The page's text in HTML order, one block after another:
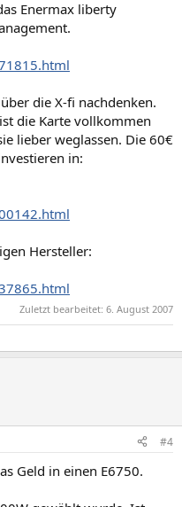
Enermax liberty
die X-fi nachdenken.
die Karte vollkommen
lieber weglassen. Die 60€
in:
Hersteller:
Zuletzt bearbeitet: 6. August 2007
#4
Geld in einen E6750.